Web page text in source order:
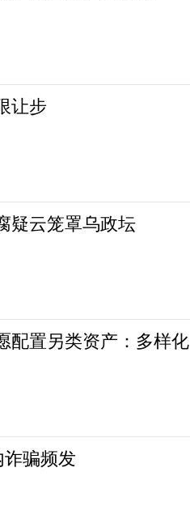
让步
疑云笼罩乌政坛
配置另类资产：多样化
诈骗频发